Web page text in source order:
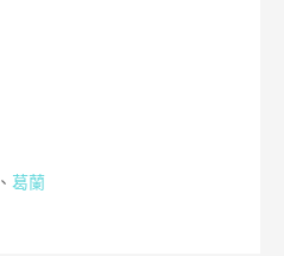
、 葛蘭